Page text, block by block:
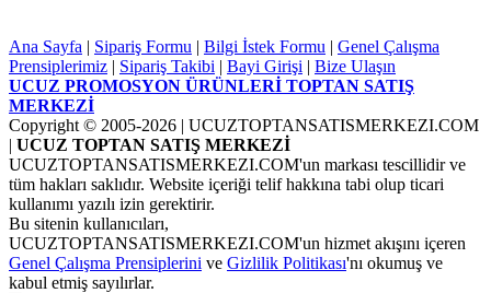
Ana Sayfa | Sipariş Formu | Bilgi İstek Formu | Genel Çalışma
Prensiplerimiz | Sipariş Takibi | Bayi Girişi | Bize Ulaşın
UCUZ PROMOSYON ÜRÜNLERİ TOPTAN SATIŞ
MERKEZİ
Copyright © 2005-2026 | UCUZTOPTANSATISMERKEZI.COM
| UCUZ TOPTAN SATIŞ MERKEZİ
UCUZTOPTANSATISMERKEZI.COM'un markası tescillidir ve
tüm hakları saklıdır. Website içeriği telif hakkına tabi olup ticari
kullanımı yazılı izin gerektirir.
Bu sitenin kullanıcıları,
UCUZTOPTANSATISMERKEZI.COM'un hizmet akışını içeren
Genel Çalışma Prensiplerini ve Gizlilik Politikası'nı okumuş ve
kabul etmiş sayılırlar.